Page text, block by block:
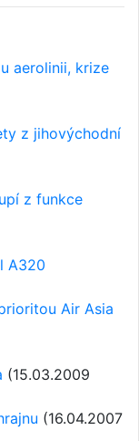
aerolinii, krize
z jihovýchodní
z funkce
A320
Air Asia
(15.03.2009
(16.04.2007